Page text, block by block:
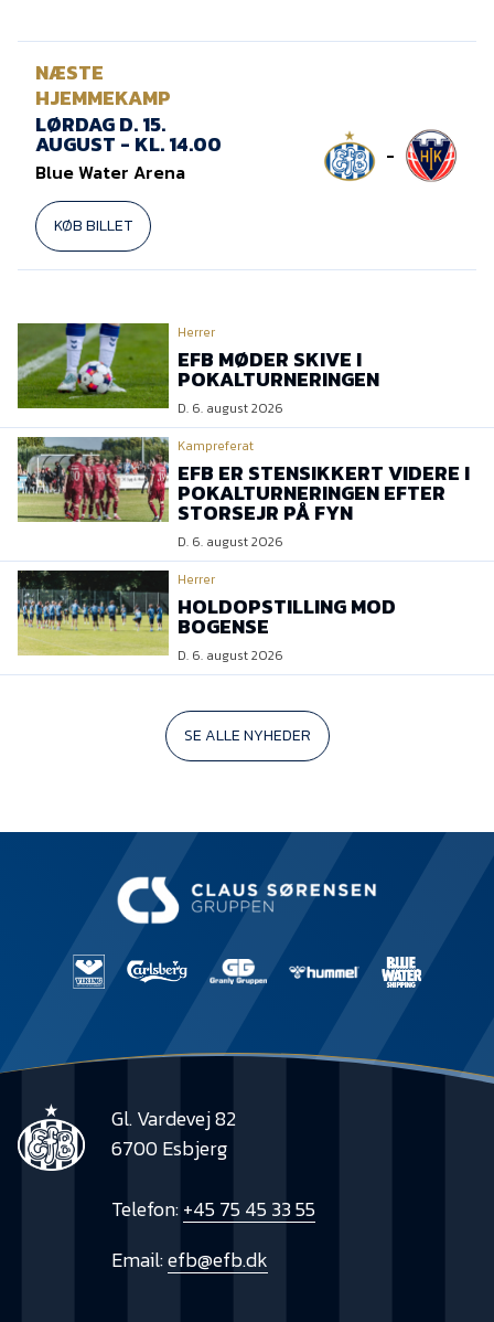
NÆSTE
HJEMMEKAMP
LØRDAG D. 15.
AUGUST - KL. 14.00
Blue Water Arena
KØB BILLET
-
Herrer
EFB MØDER SKIVE I
POKALTURNERINGEN
D. 6. august 2026
Kampreferat
EFB ER STENSIKKERT VIDERE I
POKALTURNERINGEN EFTER
STORSEJR PÅ FYN
D. 6. august 2026
Herrer
HOLDOPSTILLING MOD
BOGENSE
D. 6. august 2026
SE ALLE NYHEDER
Gl. Vardevej 82
6700 Esbjerg
Telefon:+45 75 45 33 55
Email:efb@efb.dk